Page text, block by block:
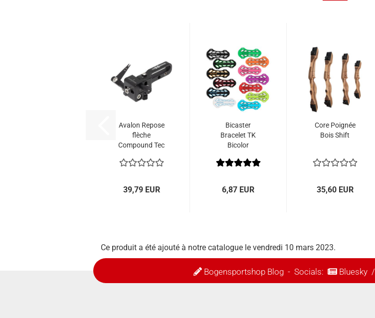
Avalon Repose
flèche
Compound Tec
39,79 EUR
Bicaster
Bracelet TK
Bicolor
6,87 EUR
Core Poignée
Bois Shift
35,60 EUR
Ce produit a été ajouté à notre catalogue le vendredi 10 mars 2023.
Bogensportshop Blog- Socials: Bluesky/